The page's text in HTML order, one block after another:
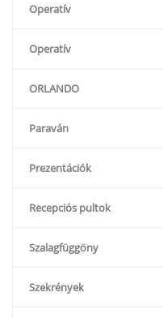
Operatív
Operatív
ORLANDO
Paraván
Prezentációk
Recepciós pultok
Szalagfüggöny
Szekrények